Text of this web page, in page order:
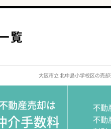
覧
大阪市立 北中島小学校区の売
動産売却は
介手数料
不動
不動